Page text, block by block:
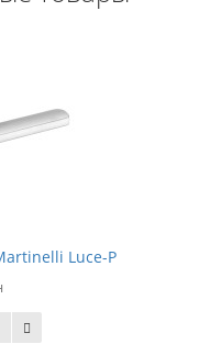
Luce-P